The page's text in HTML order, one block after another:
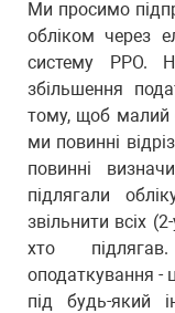
Ми просимо
обліком через
систему РРО.
збільшення
тому, щоб малий
ми повинні
повинні
підлягали
звільнити всіх
хто
оподаткування -
під будь-який